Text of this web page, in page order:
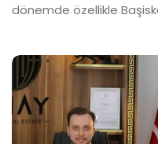
dönemde özellikle